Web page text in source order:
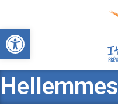
Ouvrir la barre d’outils
Hellemmes